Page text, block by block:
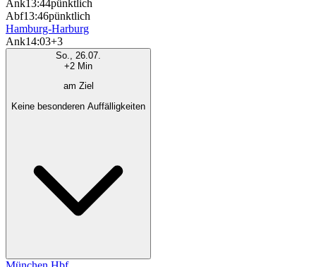
Ank13:44pünktlich
Abf13:46pünktlich
Hamburg-Harburg
Ank14:03+3
So., 26.07.
+2 Min
am Ziel
Keine besonderen Auffälligkeiten